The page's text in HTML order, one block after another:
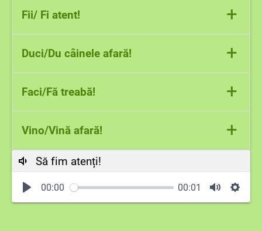
Fii/ Fi atent! +
Fii!
Duci/Du câinele afară! +
Du!
Faci/Fă treabă! +
Fă!
Vino/Vină afară! +
Vino!Să fim atenți!
00:00 00:01